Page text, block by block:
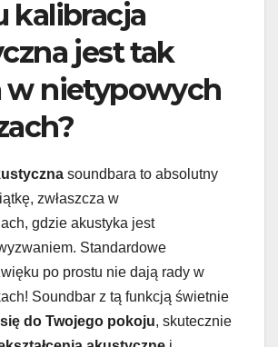
kalibracja
jest tak
w nietypowych
soundbara to absolutny
zwłaszcza w
gdzie akustyka jest
Standardowe
po prostu nie dają rady w
Soundbar z tą funkcją świetnie
do Twojego pokoju, skutecznie